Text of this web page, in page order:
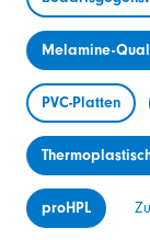
Melamine-
PVC-Platten
proHPL